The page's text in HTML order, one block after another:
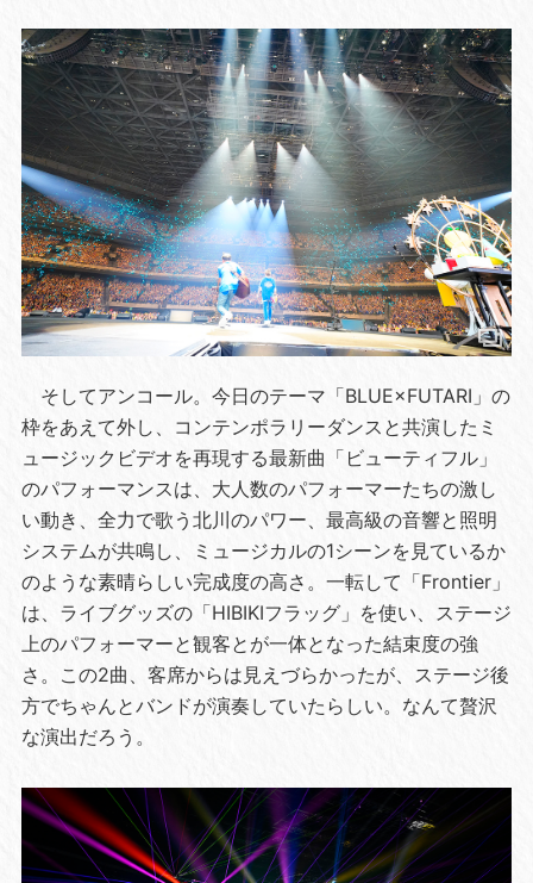
そしてアンコール。今日のテーマ「BLUE×FUTARI」の
枠をあえて外し、コンテンポラリーダンスと共演したミ
ュージックビデオを再現する最新曲「ビューティフル」
のパフォーマンスは、大人数のパフォーマーたちの激し
い動き、全力で歌う北川のパワー、最高級の音響と照明
システムが共鳴し、ミュージカルの1シーンを見ているか
のような素晴らしい完成度の高さ。一転して「Frontier」
は、ライブグッズの「HIBIKIフラッグ」を使い、ステージ
上のパフォーマーと観客とが一体となった結束度の強
さ。この2曲、客席からは見えづらかったが、ステージ後
方でちゃんとバンドが演奏していたらしい。なんて贅沢
な演出だろう。